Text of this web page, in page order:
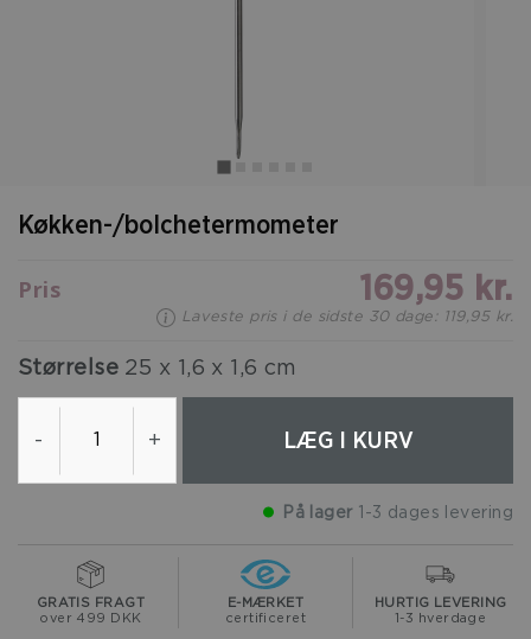
Køkken-/bolchetermometer
Pris 169,95 kr.
Laveste pris i de sidste 30 dage: 119,95 kr.
Størrelse 25 x 1,6 x 1,6 cm
- + LÆG I KURV
På lager 1-3 dages levering
GRATIS FRAGT
over 499 DKK
E-MÆRKET
certificeret
HURTIG LEVERING
1-3 hverdage